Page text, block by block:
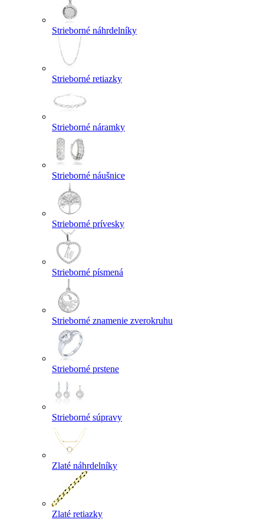
Strieborné náhrdelníky
Strieborné retiazky
Strieborné náramky
Strieborné náušnice
Strieborné prívesky
Strieborné písmená
Strieborné znamenie zverokruhu
Strieborné prstene
Strieborné súpravy
Zlaté náhrdelníky
Zlaté retiazky